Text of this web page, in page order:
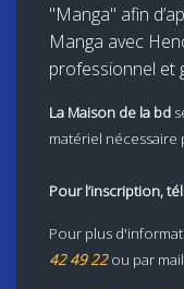
"Manga" afin
Manga avec
professionnel et
La Maison de la bd
matériel nécessaire
Pour l’inscription,
Pour plus
42 49 22ou par